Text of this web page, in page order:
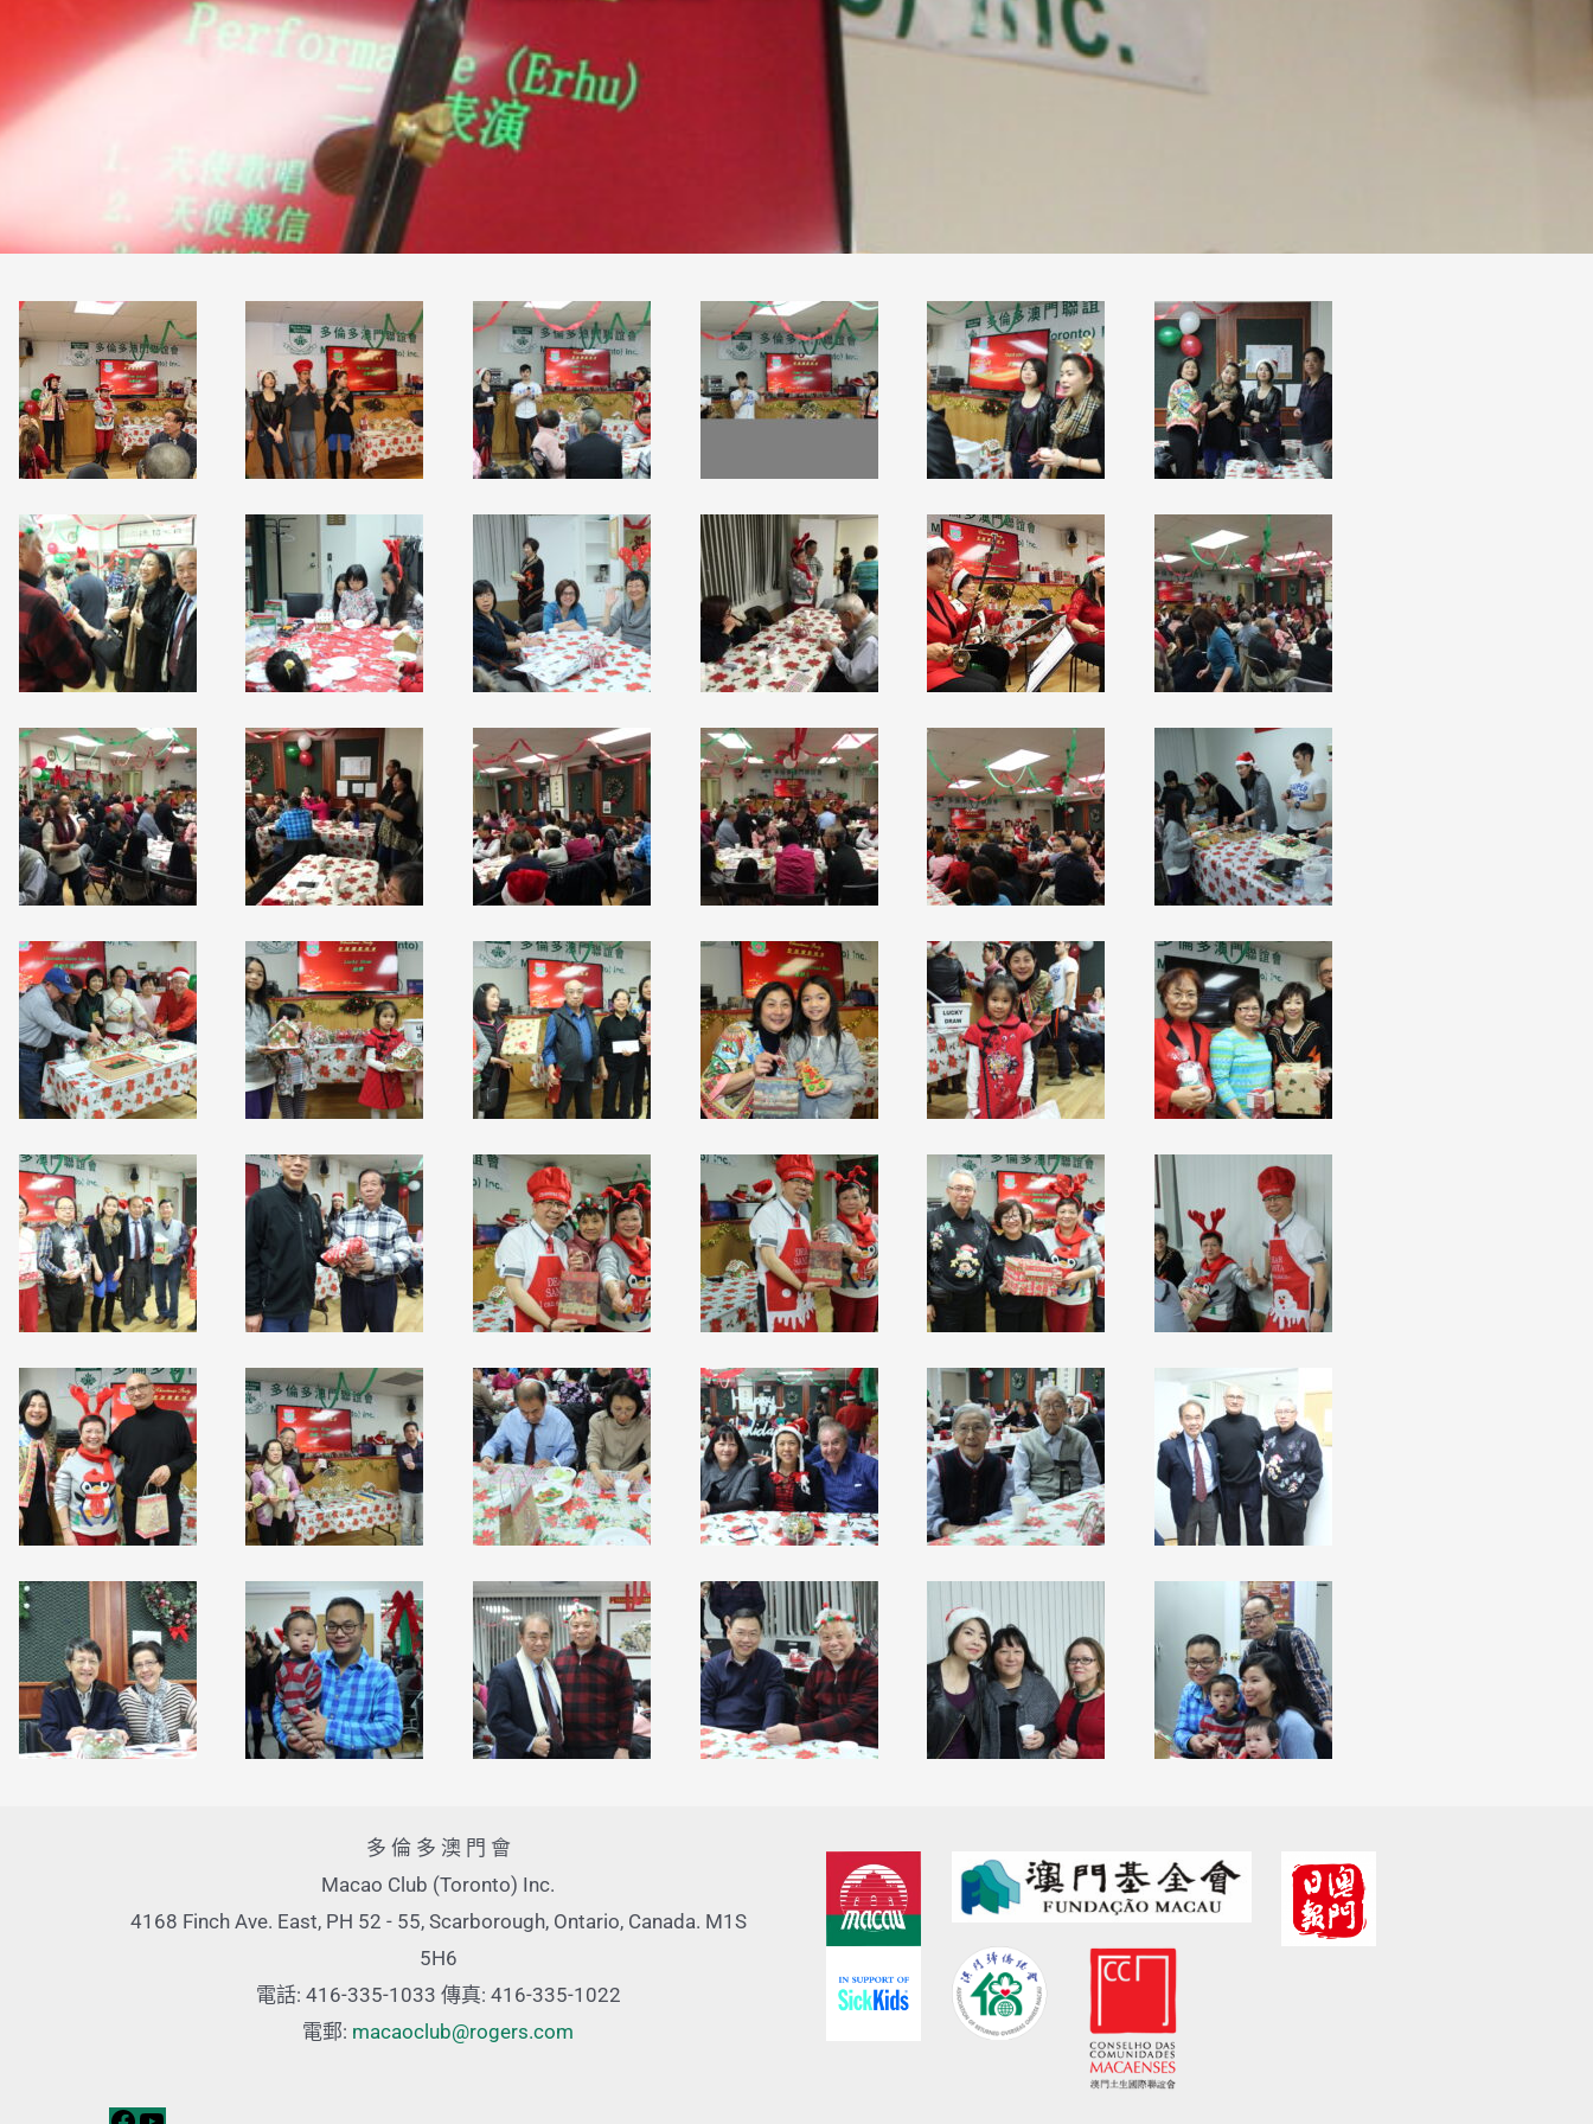
多 倫 多 澳 門 會
Macao Club (Toronto) Inc.
4168 Finch Ave. East, PH 52 - 55, Scarborough, Ontario, Canada. M1S
5H6
電話: 416-335-1033 傳真: 416-335-1022
電郵: macaoclub@rogers.com